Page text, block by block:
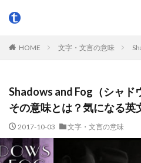
HOME 文字・文言の意味
Shadows and Fog（シャド
その意味とは？気になる英
2017-10-03 文字・文言の意味